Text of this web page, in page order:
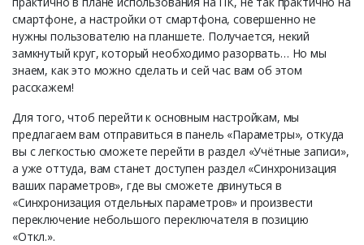
смартфоне, а настройки от смартфона, совершенно не
нужны пользователю на планшете. Получается, некий
замкнутый круг, который необходимо разорвать… Но мы
знаем, как это можно сделать и сей час вам об этом
расскажем!
Для того, чтоб перейти к основным настройкам, мы
предлагаем вам отправиться в панель «Параметры», откуда
вы с легкостью сможете перейти в раздел «Учётные записи»,
а уже оттуда, вам станет доступен раздел «Синхронизация
ваших параметров», где вы сможете двинуться в
«Синхронизация отдельных параметров» и произвести
переключение небольшого переключателя в позицию
«Откл.».